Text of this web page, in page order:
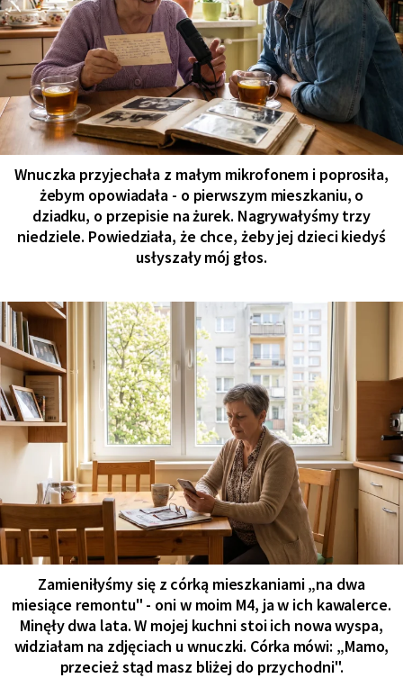
Wnuczka przyjechała z małym mikrofonem i poprosiła,
żebym opowiadała - o pierwszym mieszkaniu, o
dziadku, o przepisie na żurek. Nagrywałyśmy trzy
niedziele. Powiedziała, że chce, żeby jej dzieci kiedyś
usłyszały mój głos.
Zamieniłyśmy się z córką mieszkaniami „na dwa
miesiące remontu" - oni w moim M4, ja w ich kawalerce.
Minęły dwa lata. W mojej kuchni stoi ich nowa wyspa,
widziałam na zdjęciach u wnuczki. Córka mówi: „Mamo,
przecież stąd masz bliżej do przychodni".